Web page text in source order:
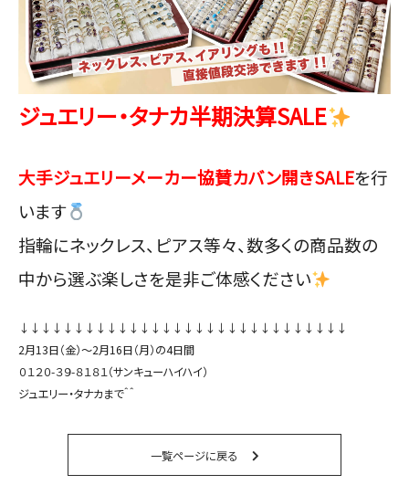
ジュエリー・タナカ半期決算SALE
大手ジュエリーメーカー協賛カバン開きSALEを行
います
指輪にネックレス、ピアス等々、数多くの商品数の
中から選ぶ楽しさを是非ご体感ください
↓↓↓↓↓↓↓↓↓↓↓↓↓↓↓↓↓↓↓↓↓↓↓↓↓↓↓↓↓↓
2月13日（金）〜2月16日（月）の4日間
０１２０-３９-８１８１（サンキューハイハイ）
ジュエリー・タナカまで＾＾
一覧ページに戻る